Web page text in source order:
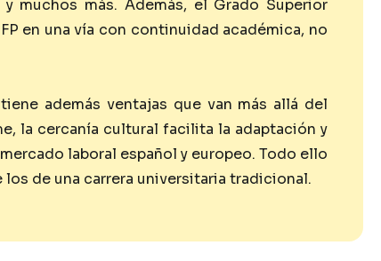
muchos más. Además, el Grado Superior
en una vía con continuidad académica, no
además ventajas que van más allá del
la cercanía cultural facilita la adaptación y
laboral español y europeo. Todo ello
de una carrera universitaria tradicional.